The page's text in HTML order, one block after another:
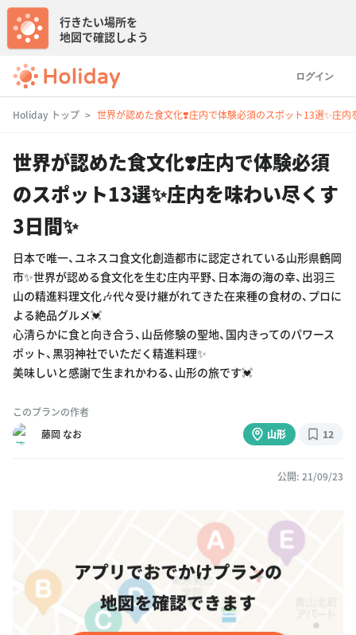
ログイン
行きたい場所を
地図で確認しよう
Holiday トップ 世界が認めた食文化❣️庄内で体験必須のスポット13選✨庄内
世界が認めた食文化❣️庄内で体験必須
のスポット13選✨庄内を味わい尽くす
3日間✨
日本で唯一、ユネスコ食文化創造都市に認定されている山形県鶴岡
市✨世界が認める食文化を生む庄内平野、日本海の海の幸、出羽三
山の精進料理文化🎶代々受け継がれてきた在来種の食材の、プロに
よる絶品グルメ💓
心清らかに食と向き合う、山岳修験の聖地、国内きってのパワース
ポット、黒羽神社でいただく精進料理✨
美味しいと感謝で生まれかわる、山形の旅です💓
このプランの作者
藤岡 なお
山形 12
公開: 21/09/23